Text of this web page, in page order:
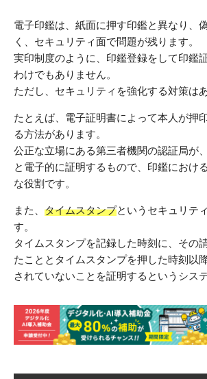
電子印鑑は、紙面に押す印鑑と異なり、
く、セキュリティ面で問題が残ります。
実印制度のように、印鑑登録をして印鑑
わけでもありません。
ただし、セキュリティを強化する対策は
たとえば、電子証明書によって本人が押
る方法があります。
公正な立場にある第三者機関の認証局が
と電子的に証明するもので、印鑑におけ
な役割です。
また、 タイムスタンプというセキュリテ
す。
タイムスタンプを記録した時刻に、その
たこととタイムスタンプを押した時刻以
されていないことを証明するというシス